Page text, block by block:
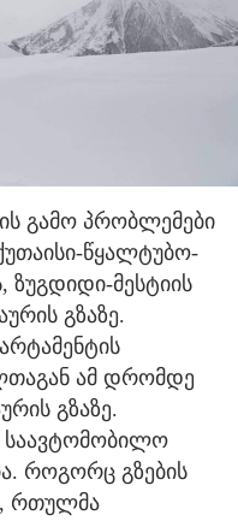
გამო პრობლემები
წყალტუბო-
ზუგდიდი-მესტიის
გზაზე.
ამ დრომდე
გზაზე.
საავტომობილო
როგორც გზების
რთულმა